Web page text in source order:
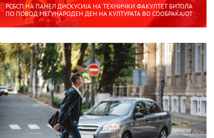
РСБСП НА ПАНЕЛ ДИСКУСИЈА НА ТЕХНИЧКИ ФАКУЛТЕТ БИТОЛА
ПО ПОВОД МЕЃУНАРОДЕН ДЕН НА КУЛТУРАТА ВО СООБРАЌАЈОТ